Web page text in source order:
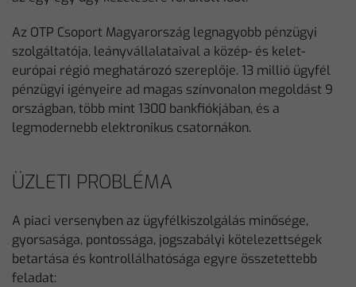
Az OTP Csoport Magyarország legnagyobb pénzügyi
szolgáltatója, leányvállalataival a közép- és kelet-
európai régió meghatározó szereplője. 13 millió ügyfél
pénzügyi igényeire ad magas színvonalon megoldást 9
országban, több mint 1300 bankfiókjában, és a
legmodernebb elektronikus csatornákon.
ÜZLETI PROBLÉMA
A piaci versenyben az ügyfélkiszolgálás minősége,
gyorsasága, pontossága, jogszabályi kötelezettségek
betartása és kontrollálhatósága egyre összetettebb
feladat: